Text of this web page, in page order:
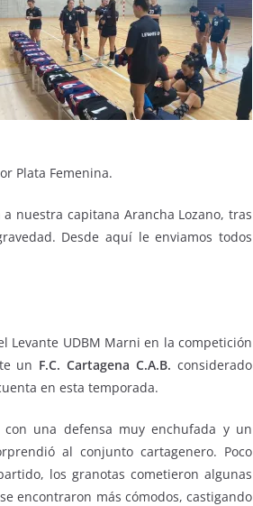
Plata Femenina.
nuestra capitana Arancha Lozano, tras
Desde aquí le enviamos todos
Levante UDBM Marni en la competición
un F.C. Cartagena C.A.B. considerado
en esta temporada.
una defensa muy enchufada y un
al conjunto cartagenero. Poco
los granotas cometieron algunas
encontraron más cómodos, castigando